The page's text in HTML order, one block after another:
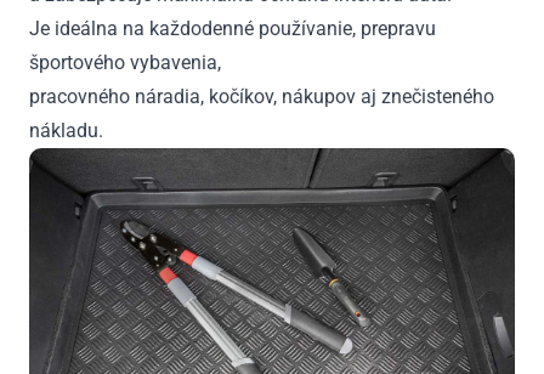
Je ideálna na každodenné používanie, prepravu
športového vybavenia,
pracovného náradia, kočíkov, nákupov aj znečisteného
nákladu.